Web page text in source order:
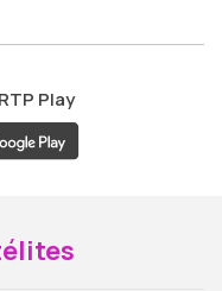
RTP Play